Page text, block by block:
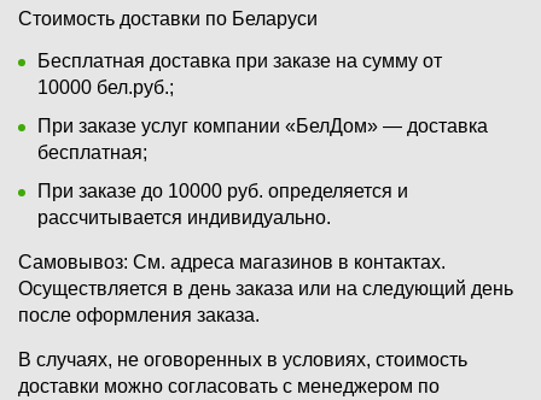
Стоимость доставки по Беларуси
Бесплатная доставка при заказе на сумму от
10000 бел.руб.;
При заказе услуг компании «БелДом» — доставка
бесплатная;
При заказе до 10000 руб. определяется и
рассчитывается индивидуально.
Самовывоз: См. адреса магазинов в контактах.
Осуществляется в день заказа или на следующий день
после оформления заказа.
В случаях, не оговоренных в условиях, стоимость
доставки можно согласовать с менеджером по